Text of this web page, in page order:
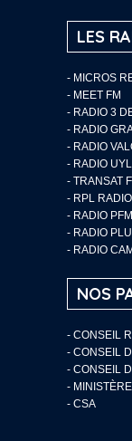
LES
- MICROS
- MEET FM
- RADIO 3
- RADIO
- RADIO
- RADIO
- TRANSAT
- RPL RADIO
- RADIO PFM
- RADIO
- RADIO
NOS
- CONSEIL
- CONSEIL
- CONSEIL
-
- CSA